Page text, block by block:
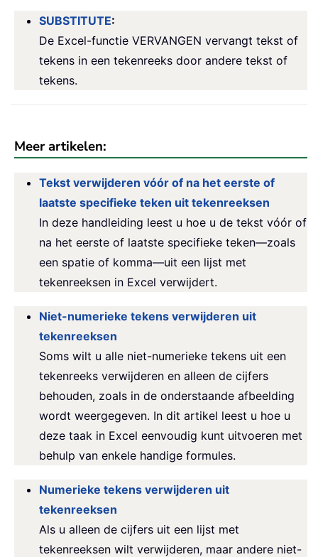
SUBSTITUTE:
De Excel-functie VERVANGEN vervangt tekst of
tekens in een tekenreeks door andere tekst of
tekens.
Meer artikelen:
Tekst verwijderen vóór of na het eerste of
laatste specifieke teken uit tekenreeksen
In deze handleiding leest u hoe u de tekst vóór of
na het eerste of laatste specifieke teken—zoals
een spatie of komma—uit een lijst met
tekenreeksen in Excel verwijdert.
Niet-numerieke tekens verwijderen uit
tekenreeksen
Soms wilt u alle niet-numerieke tekens uit een
tekenreeks verwijderen en alleen de cijfers
behouden, zoals in de onderstaande afbeelding
wordt weergegeven. In dit artikel leest u hoe u
deze taak in Excel eenvoudig kunt uitvoeren met
behulp van enkele handige formules.
Numerieke tekens verwijderen uit
tekenreeksen
Als u alleen de cijfers uit een lijst met
tekenreeksen wilt verwijderen, maar andere niet-